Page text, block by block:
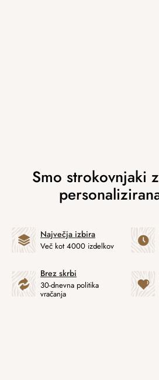
Največja izbira
Več kot 4000 izdelkov
Brez skrbi
30-dnevna politika
vračanja